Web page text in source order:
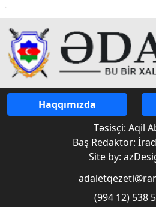
Haqqımızda
Təsisçi: Aqil
Baş Redaktor:
Site by:
(994 12) 538